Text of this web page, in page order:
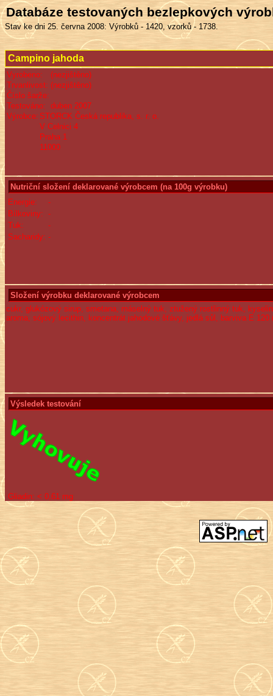
Databáze testovaných bezlepkových
Stav ke dni 25. června 2008: Výrobků - 1420, vzorků - 1738.
Campino jahoda
Vyrobeno:
(nezjištěno)
Trvanlivost: (nezjištěno)
Číslo šarže:
Testováno: duben 2007
Výrobce: STORCK Česká republika, s. r. o.
V Celnici 4
Praha 1
11000
Nutriční složení deklarované výrobcem (na 100g výrobku)
Energie:
-
Bílkoviny: -
Tuk:
-
Sacharidy: -
Složení výrobku deklarované výrobcem
cukr, glukózový sirup, smetana, máselný tuk, ztužený rostlinný tuk,
aroma, sójový lecithin, koncentrát jahodové šťávy, jedlá sůl, barviva E
Výsledek testování
Gliadin: < 0,61 mg